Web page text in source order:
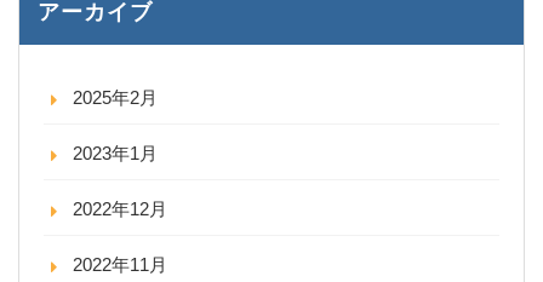
アーカイブ
2025年2月
2023年1月
2022年12月
2022年11月